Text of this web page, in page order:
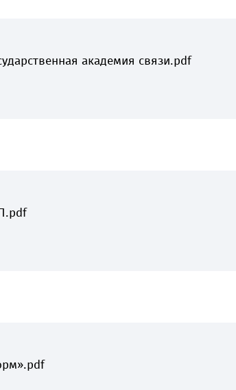
академия связи.pdf